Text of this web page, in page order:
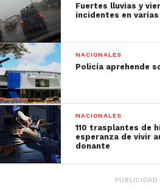
Fuertes lluvias y
incidentes en
NACIONALES
Policía aprehende
NACIONALES
110 trasplantes de
esperanza de vivir
donante
PUBLICIDAD